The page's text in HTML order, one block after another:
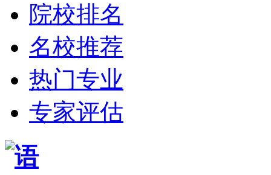
院校排名
名校推荐
热门专业
专家评估